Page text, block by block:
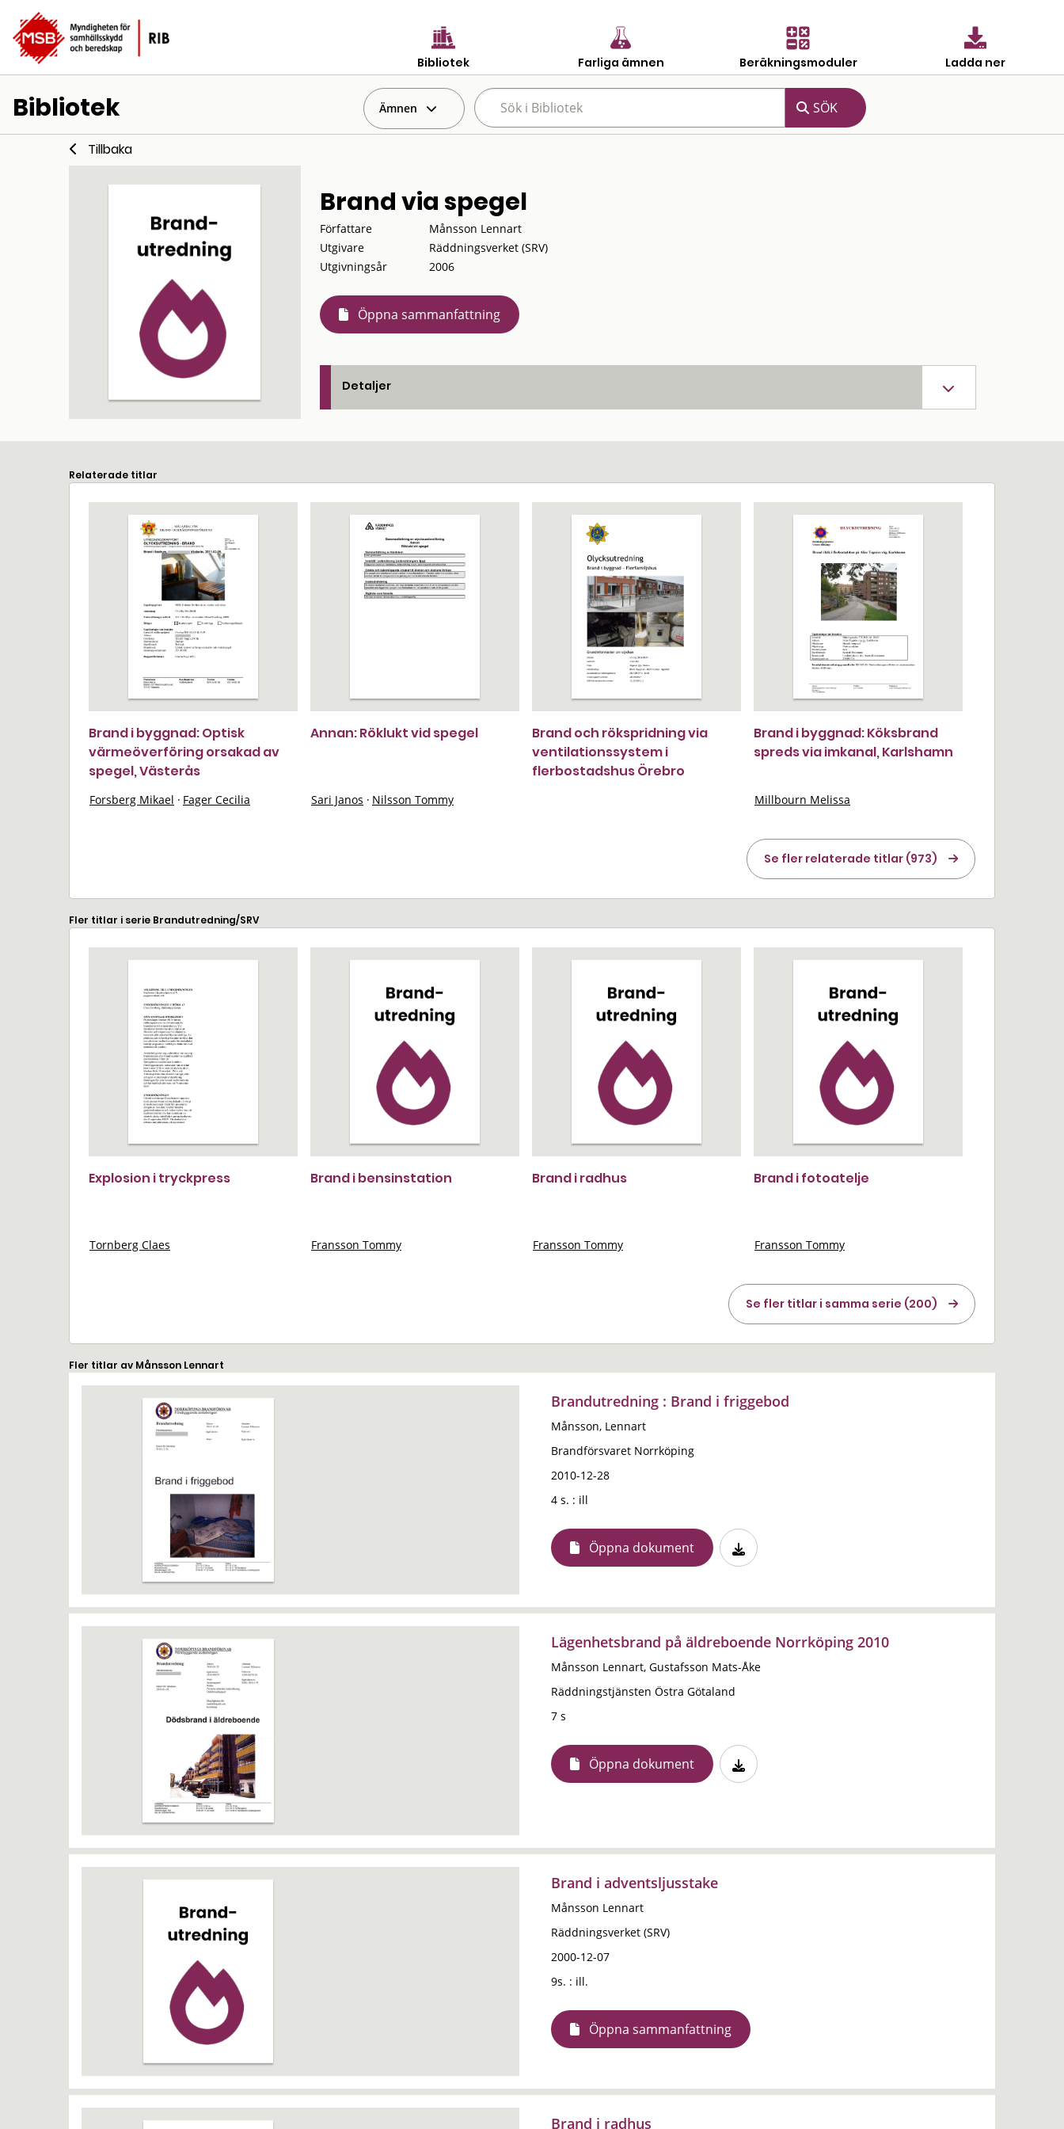
Bibliotek Farliga ämnen Beräkningsmoduler Ladda ner
Bibliotek Ämnen
Tillbaka
Brand via spegel
Författare
Månsson Lennart
Utgivare
Räddningsverket (SRV)
Utgivningsår
2006
Öppna sammanfattning
Detaljer
Relaterade titlar
Brand i byggnad: Optisk
värmeöverföring orsakad av
spegel, Västerås
Forsberg Mikael · Fager Cecilia
Annan: Röklukt vid spegel
Sari Janos · Nilsson Tommy
Brand och rökspridning via
ventilationssystem i
flerbostadshus Örebro
Brand i byggnad: Köksbrand
spreds via imkanal, Karlshamn
Millbourn Melissa
Se fler relaterade titlar (973)
Fler titlar i serie Brandutredning/SRV
Explosion i tryckpress
Tornberg Claes
Brand i bensinstation
Fransson Tommy
Brand i radhus
Fransson Tommy
Brand i fotoatelje
Fransson Tommy
Se fler titlar i samma serie (200)
Fler titlar av Månsson Lennart
Brandutredning : Brand i friggebod
Månsson, Lennart
Brandförsvaret Norrköping
2010-12-28
4 s. : ill
Öppna dokument
Lägenhetsbrand på äldreboende Norrköping 2010
Månsson Lennart, Gustafsson Mats-Åke
Räddningstjänsten Östra Götaland
7 s
Öppna dokument
Brand i adventsljusstake
Månsson Lennart
Räddningsverket (SRV)
2000-12-07
9s. : ill.
Öppna sammanfattning
Brand i radhus